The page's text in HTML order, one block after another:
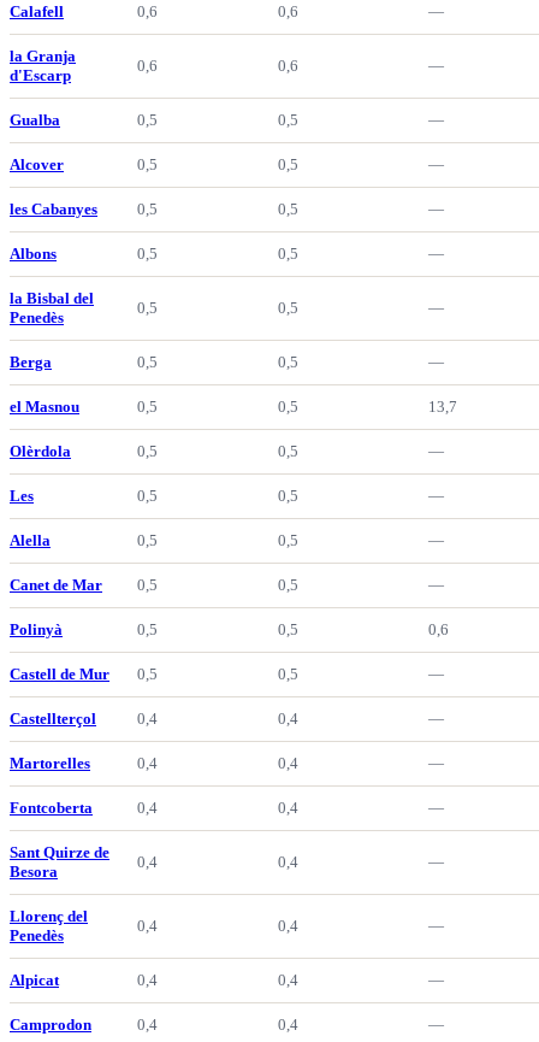
Calafell 0,6 0,6 —
la Granja
d'Escarp
0,6 0,6 —
Gualba 0,5 0,5 —
Alcover 0,5 0,5 —
les Cabanyes 0,5 0,5 —
Albons 0,5 0,5 —
la Bisbal del
Penedès
0,5 0,5 —
Berga 0,5 0,5 —
el Masnou 0,5 0,5 13,7
Olèrdola 0,5 0,5 —
Les 0,5 0,5 —
Alella 0,5 0,5 —
Canet de Mar 0,5 0,5 —
Polinyà 0,5 0,5 0,6
Castell de Mur 0,5 0,5 —
Castellterçol 0,4 0,4 —
Martorelles 0,4 0,4 —
Fontcoberta 0,4 0,4 —
Sant Quirze de
Besora
0,4 0,4 —
Llorenç del
Penedès
0,4 0,4 —
Alpicat 0,4 0,4 —
Camprodon 0,4 0,4 —